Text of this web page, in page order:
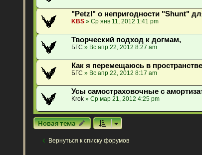
"Petzl" о непригодности "Shunt"
KBS » Ср янв 11, 2012 1:41 pm
Творческий подход к догмам,
БГС » Вс апр 22, 2012 8:27 am
Как я перемещаюсь в пространстве
БГС » Вс апр 22, 2012 8:17 am
Усы самостраховочные с
Krok » Ср мар 21, 2012 4:25 pm
Новая тема
Вернуться к списку форумов